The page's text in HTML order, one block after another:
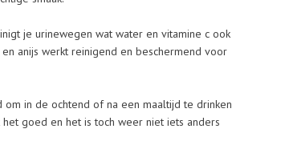
je urinewegen wat water en vitamine c ook
anijs werkt reinigend en beschermend voor
in de ochtend of na een maaltijd te drinken
goed en het is toch weer niet iets anders